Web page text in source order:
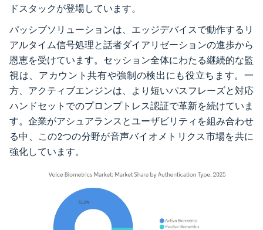
ドスタックが登場しています。
パッシブソリューションは、エッジデバイスで動作するリ
アルタイム信号処理と話者ダイアリゼーションの進歩から
恩恵を受けています。セッション全体にわたる継続的な監
視は、アカウント共有や強制の検出にも役立ちます。一
方、アクティブエンジンは、より短いパスフレーズと対応
ハンドセットでのプロンプトレス認証で革新を続けていま
す。企業がアシュアランスとユーザビリティを組み合わせ
る中、この2つの分野が音声バイオメトリクス市場を共に
強化しています。